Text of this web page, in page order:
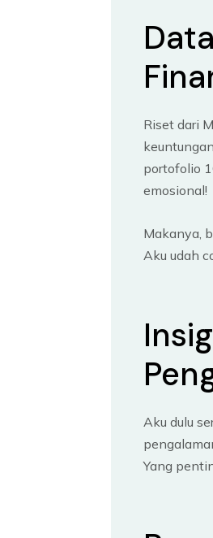
Riset dari
portofolio
emosional!
Makanya,
Aku udah
Aku dulu
Yang